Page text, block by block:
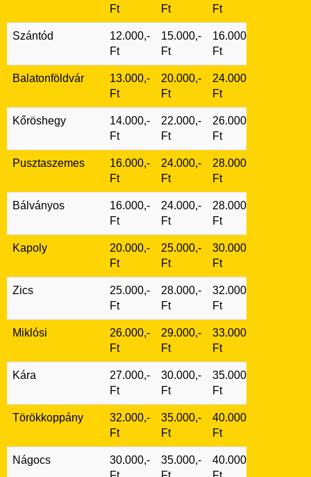
Ft
Ft
Ft
Szántód
12.000,-
Ft
15.000,-
Ft
16.000,-
Ft
Balatonföldvár
13.000,-
Ft
20.000,-
Ft
24.000,-
Ft
Kőröshegy
14.000,-
Ft
22.000,-
Ft
26.000,-
Ft
Pusztaszemes
16.000,-
Ft
24.000,-
Ft
28.000,-
Ft
Bálványos
16.000,-
Ft
24.000,-
Ft
28.000,-
Ft
Kapoly
20.000,-
Ft
25.000,-
Ft
30.000,-
Ft
Zics
25.000,-
Ft
28.000,-
Ft
32.000,-
Ft
Miklósi
26.000,-
Ft
29.000,-
Ft
33.000,-
Ft
Kára
27.000,-
Ft
30.000,-
Ft
35.000,-
Ft
Törökkoppány
32.000,-
Ft
35.000,-
Ft
40.000,-
Ft
Nágocs
30.000,-
35.000,-
40.000,-